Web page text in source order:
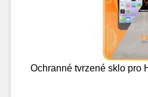
Ochranné tvrzené sklo pro